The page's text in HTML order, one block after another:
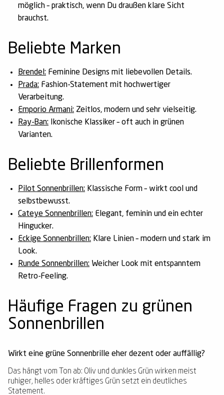
möglich – praktisch, wenn Du draußen klare Sicht
brauchst.
Beliebte Marken
Brendel: Feminine Designs mit liebevollen Details.
Prada: Fashion-Statement mit hochwertiger
Verarbeitung.
Emporio Armani: Zeitlos, modern und sehr vielseitig.
Ray-Ban: Ikonische Klassiker – oft auch in grünen
Varianten.
Beliebte Brillenformen
Pilot Sonnenbrillen: Klassische Form – wirkt cool und
selbstbewusst.
Cateye Sonnenbrillen: Elegant, feminin und ein echter
Hingucker.
Eckige Sonnenbrillen: Klare Linien – modern und stark im
Look.
Runde Sonnenbrillen: Weicher Look mit entspanntem
Retro-Feeling.
Häufige Fragen zu grünen
Sonnenbrillen
Wirkt eine grüne Sonnenbrille eher dezent oder auffällig?
Das hängt vom Ton ab: Oliv und dunkles Grün wirken meist
ruhiger, helles oder kräftiges Grün setzt ein deutliches
Statement.